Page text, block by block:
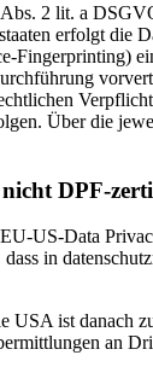
2 lit. a
erfolgt die
Fingerprinting)
Über die
DPF-
US-Data
in
USA ist danach
an